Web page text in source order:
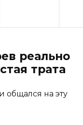
реально
трата
общался на эту